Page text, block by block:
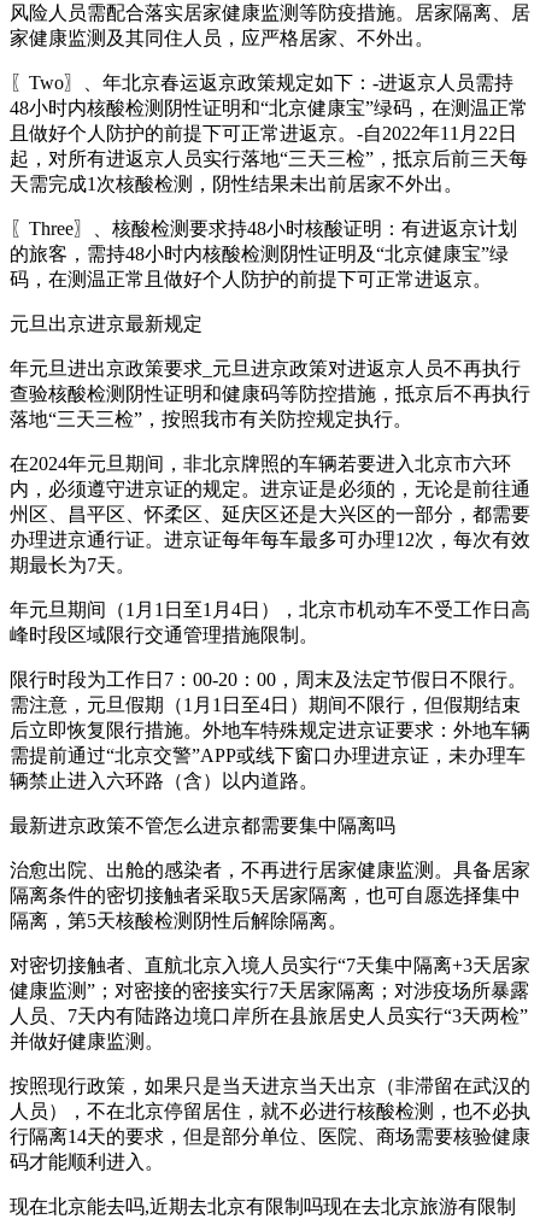
风险人员需配合落实居家健康监测等防疫措施。居家隔离、居
家健康监测及其同住人员，应严格居家、不外出。
〖Two〗、年北京春运返京政策规定如下：-进返京人员需持
48小时内核酸检测阴性证明和“北京健康宝”绿码，在测温正常
且做好个人防护的前提下可正常进返京。-自2022年11月22日
起，对所有进返京人员实行落地“三天三检”，抵京后前三天每
天需完成1次核酸检测，阴性结果未出前居家不外出。
〖Three〗、核酸检测要求持48小时核酸证明：有进返京计划
的旅客，需持48小时内核酸检测阴性证明及“北京健康宝”绿
码，在测温正常且做好个人防护的前提下可正常进返京。
元旦出京进京最新规定
年元旦进出京政策要求_元旦进京政策对进返京人员不再执行
查验核酸检测阴性证明和健康码等防控措施，抵京后不再执行
落地“三天三检”，按照我市有关防控规定执行。
在2024年元旦期间，非北京牌照的车辆若要进入北京市六环
内，必须遵守进京证的规定。进京证是必须的，无论是前往通
州区、昌平区、怀柔区、延庆区还是大兴区的一部分，都需要
办理进京通行证。进京证每年每车最多可办理12次，每次有效
期最长为7天。
年元旦期间（1月1日至1月4日），北京市机动车不受工作日高
峰时段区域限行交通管理措施限制。
限行时段为工作日7：00-20：00，周末及法定节假日不限行。
需注意，元旦假期（1月1日至4日）期间不限行，但假期结束
后立即恢复限行措施。外地车特殊规定进京证要求：外地车辆
需提前通过“北京交警”APP或线下窗口办理进京证，未办理车
辆禁止进入六环路（含）以内道路。
最新进京政策不管怎么进京都需要集中隔离吗
治愈出院、出舱的感染者，不再进行居家健康监测。具备居家
隔离条件的密切接触者采取5天居家隔离，也可自愿选择集中
隔离，第5天核酸检测阴性后解除隔离。
对密切接触者、直航北京入境人员实行“7天集中隔离+3天居家
健康监测”；对密接的密接实行7天居家隔离；对涉疫场所暴露
人员、7天内有陆路边境口岸所在县旅居史人员实行“3天两检”
并做好健康监测。
按照现行政策，如果只是当天进京当天出京（非滞留在武汉的
人员），不在北京停留居住，就不必进行核酸检测，也不必执
行隔离14天的要求，但是部分单位、医院、商场需要核验健康
码才能顺利进入。
现在北京能去吗,近期去北京有限制吗现在去北京旅游有限制